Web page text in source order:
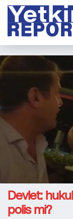
Devlet:
polis mi?